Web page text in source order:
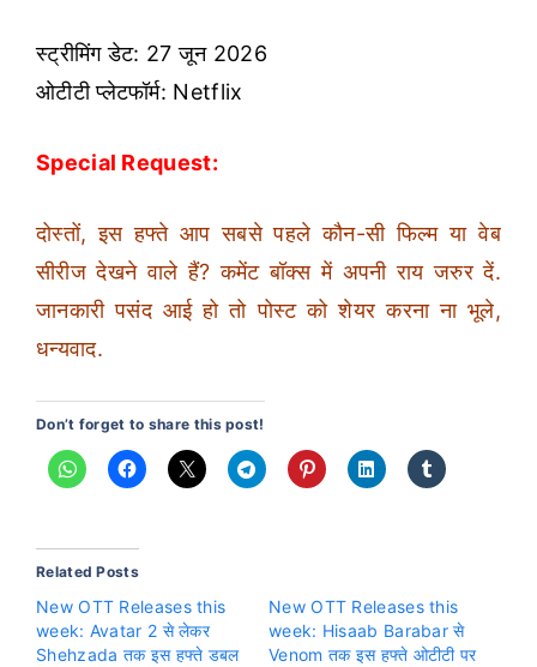
स्ट्रीमिंग डेट: 27 जून 2026
ओटीटी प्लेटफॉर्म: Netflix
Special Request:
दोस्तों, इस हफ्ते आप सबसे पहले कौन-सी फिल्म या वेब
सीरीज देखने वाले हैं? कमेंट बॉक्स में अपनी राय जरुर दें.
जानकारी पसंद आई हो तो पोस्ट को शेयर करना ना भूले,
धन्यवाद.
Don’t forget to share this post!
Related Posts
New OTT Releases this
week: Avatar 2 से लेकर
Shehzada तक इस हफ्ते डबल
New OTT Releases this
week: Hisaab Barabar से
Venom तक इस हफ्ते ओटीटी पर